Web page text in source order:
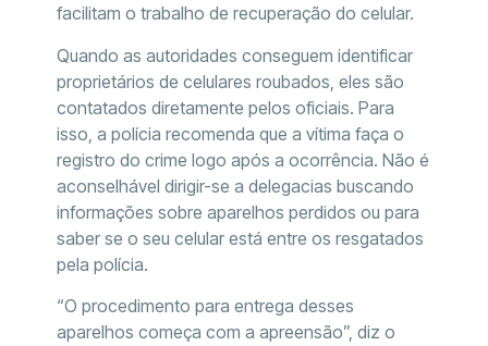
facilitam o trabalho de recuperação do celular.
Quando as autoridades conseguem identificar
proprietários de celulares roubados, eles são
contatados diretamente pelos oficiais. Para
isso, a polícia recomenda que a vítima faça o
registro do crime logo após a ocorrência. Não é
aconselhável dirigir-se a delegacias buscando
informações sobre aparelhos perdidos ou para
saber se o seu celular está entre os resgatados
pela polícia.
“O procedimento para entrega desses
aparelhos começa com a apreensão”, diz o